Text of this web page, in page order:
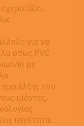
για να
όπως PVC
με
έλξης του
ιμάντες,
ταχύτητα.